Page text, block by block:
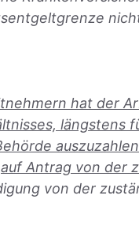
hat der
längstens
auf Antrag von der
von der